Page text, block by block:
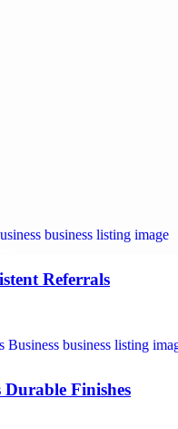
Referrals
Finishes